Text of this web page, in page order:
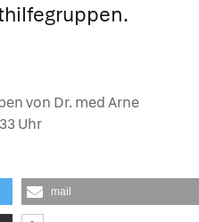
von Dr. med Arne
Uhr
mail